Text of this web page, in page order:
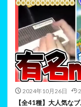
2024年10月26日
【全41種】大人気な